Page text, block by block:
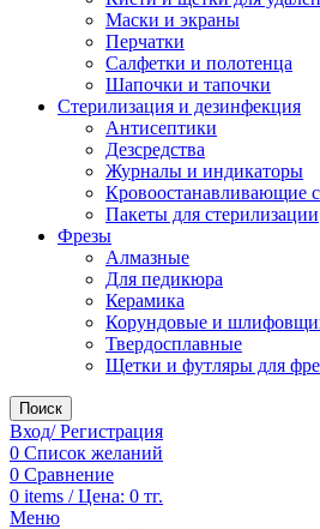
Маски и экраны
Перчатки
Салфетки и полотенца
Шапочки и тапочки
Стерилизация и дезинфекция
Антисептики
Дезсредства
Журналы и индикаторы
Кровоостанавливающие
Пакеты для стерилизации
Фрезы
Алмазные
Для педикюра
Керамика
Корундовые и
Твердосплавные
Щетки и футляры для
Поиск
Вход/ Регистрация
0 Список желаний
0 Сравнение
0 items / Цена: 0 тг.
Меню